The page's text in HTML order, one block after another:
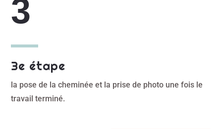
3e étape
la pose de la cheminée et la prise de photo une fois le
travail terminé.